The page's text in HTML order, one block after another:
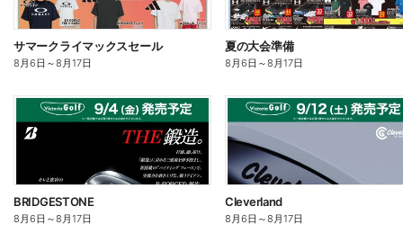
サマークライマックスセール
8月6日 ～8月17日
夏の大会準備
8月6日 ～8月17日
BRIDGESTONE
8月6日 ～8月17日
Cleverland
8月6日 ～8月17日